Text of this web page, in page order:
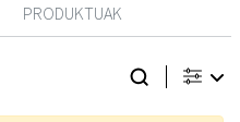
PRODUKTUAK